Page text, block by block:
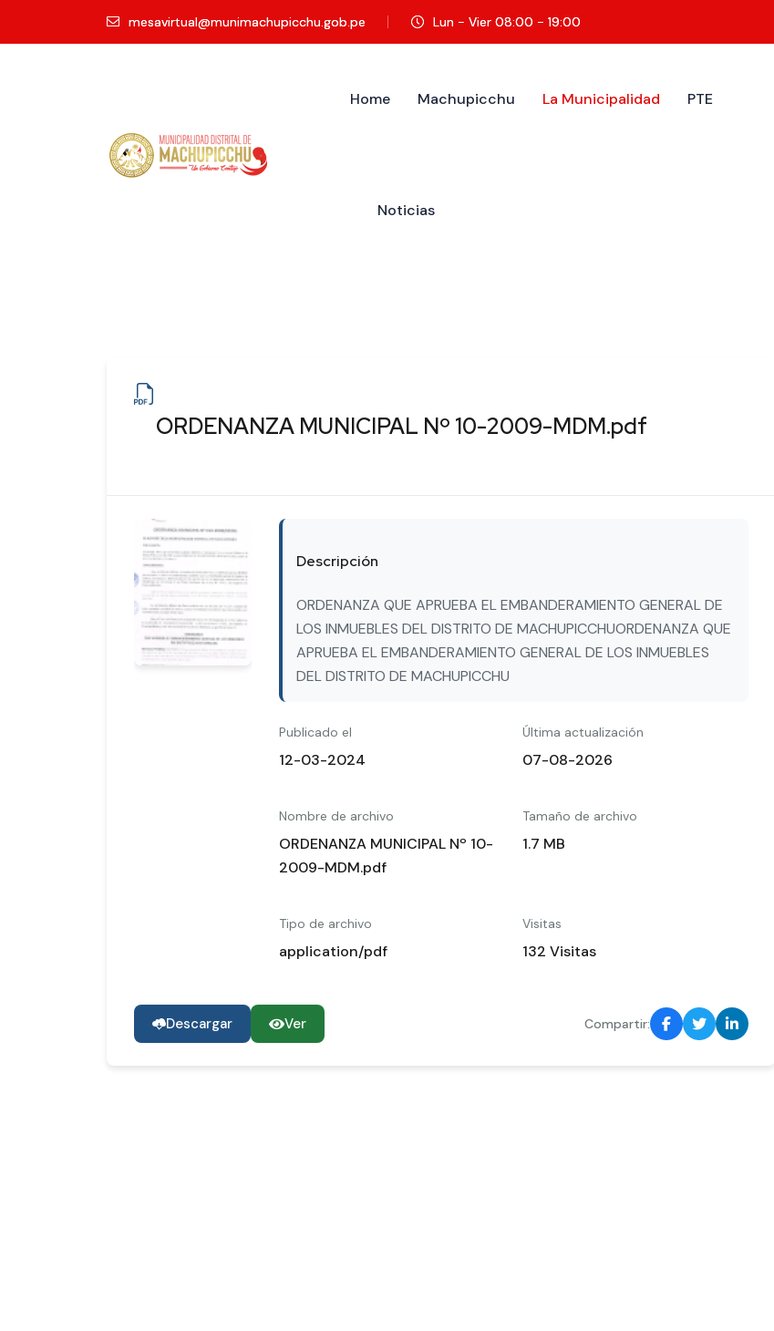
mesavirtual@munimachupicchu.gob.pe Lun - Vier 08:00 - 19:00
Home Machupicchu La Municipalidad PTE
Noticias
ORDENANZA MUNICIPAL Nº 10-2009-MDM.pdf
Descripción
ORDENANZA QUE APRUEBA EL EMBANDERAMIENTO GENERAL DE
LOS INMUEBLES DEL DISTRITO DE MACHUPICCHUORDENANZA QUE
APRUEBA EL EMBANDERAMIENTO GENERAL DE LOS INMUEBLES
DEL DISTRITO DE MACHUPICCHU
Publicado el
12-03-2024
Última actualización
07-08-2026
Nombre de archivo
ORDENANZA MUNICIPAL Nº 10-
2009-MDM.pdf
Tamaño de archivo
1.7 MB
Tipo de archivo
application/pdf
Visitas
132 Visitas
Descargar Ver Compartir: